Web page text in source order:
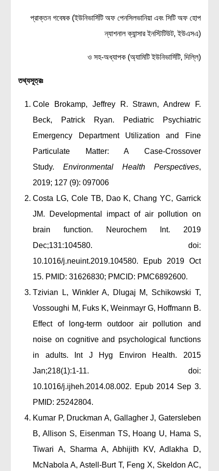
প্রাক্তন গবেষক (ইউনিভার্সিটি অফ পেনসিলভানিয়া এবং সিটি অফ হোপ
ন্যাশনাল ক্যান্সার ইনস্টিটিউট, ইউএসএ)
ও সহ-অধ্যাপক (অ্যামিটি ইউনিভার্সিটি, দিল্লি)
তথ্যসূত্রঃ
Cole Brokamp, Jeffrey R. Strawn, Andrew F.
Beck, Patrick Ryan. Pediatric Psychiatric
Emergency Department Utilization and Fine
Particulate Matter: A Case-Crossover
Study.Environmental Health Perspectives,
2019; 127 (9): 097006
Costa LG, Cole TB, Dao K, Chang YC, Garrick
JM. Developmental impact of air pollution on
brain function. Neurochem Int. 2019
Dec;131:104580. doi:
10.1016/j.neuint.2019.104580. Epub 2019 Oct
15. PMID: 31626830; PMCID: PMC6892600.
Tzivian L, Winkler A, Dlugaj M, Schikowski T,
Vossoughi M, Fuks K, Weinmayr G, Hoffmann B.
Effect of long-term outdoor air pollution and
noise on cognitive and psychological functions
in adults. Int J Hyg Environ Health. 2015
Jan;218(1):1-11. doi:
10.1016/j.ijheh.2014.08.002. Epub 2014 Sep 3.
PMID: 25242804.
Kumar P, Druckman A, Gallagher J, Gatersleben
B, Allison S, Eisenman TS, Hoang U, Hama S,
Tiwari A, Sharma A, Abhijith KV, Adlakha D,
McNabola A, Astell-Burt T, Feng X, Skeldon AC,